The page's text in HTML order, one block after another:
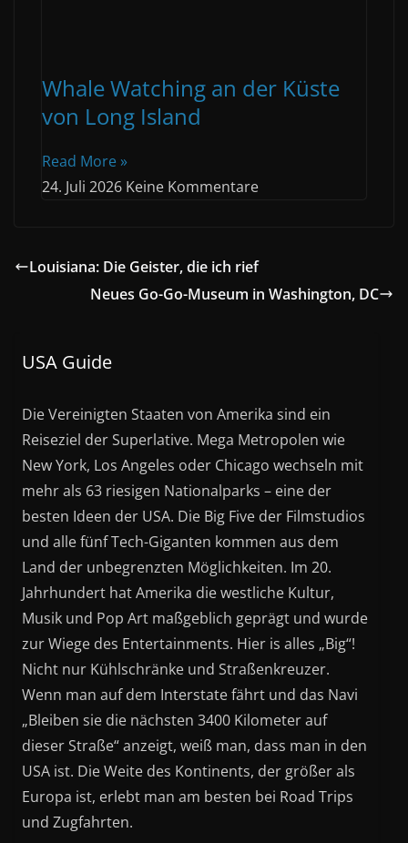
Whale Watching an der Küste
von Long Island
Read More »
24. Juli 2026 Keine Kommentare
Louisiana: Die Geister, die ich rief
Neues Go-Go-Museum in Washington, DC
USA Guide
Die Vereinigten Staaten von Amerika sind ein
Reiseziel der Superlative. Mega Metropolen wie
New York, Los Angeles oder Chicago wechseln mit
mehr als 63 riesigen Nationalparks – eine der
besten Ideen der USA. Die Big Five der Filmstudios
und alle fünf Tech-Giganten kommen aus dem
Land der unbegrenzten Möglichkeiten. Im 20.
Jahrhundert hat Amerika die westliche Kultur,
Musik und Pop Art maßgeblich geprägt und wurde
zur Wiege des Entertainments. Hier is alles „Big“!
Nicht nur Kühlschränke und Straßenkreuzer.
Wenn man auf dem Interstate fährt und das Navi
„Bleiben sie die nächsten 3400 Kilometer auf
dieser Straße“ anzeigt, weiß man, dass man in den
USA ist. Die Weite des Kontinents, der größer als
Europa ist, erlebt man am besten bei Road Trips
und Zugfahrten.